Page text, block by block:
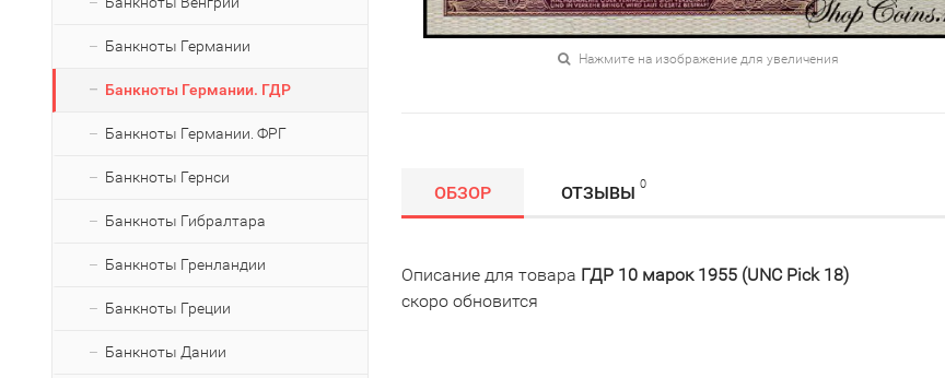
Банкноты Германии
Банкноты Германии. ГДР
Банкноты Германии. ФРГ
Банкноты Гернси
Банкноты Гибралтара
Банкноты Гренландии
Банкноты Греции
Банкноты Дании
Нажмите на изображение для увеличения
ОБЗОР ОТЗЫВЫ 0
Описание для товара ГДР 10 марок 1955 (UNC Pick 18)
скоро обновится